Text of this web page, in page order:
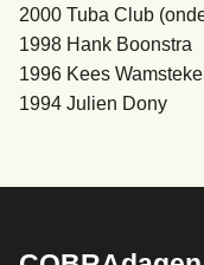
2000 Tuba Club
1998 Hank Boonstra
1996 Kees
1994 Julien Dony